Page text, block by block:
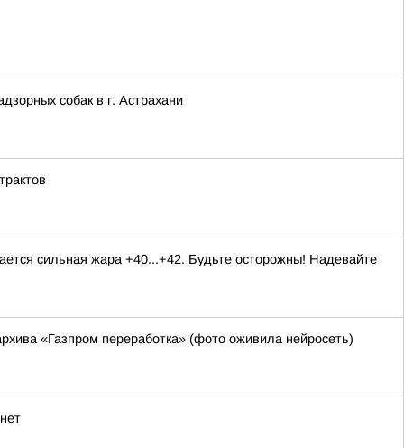
собак в г. Астрахани
сильная жара +40...+42. Будьте осторожны! Надевайте
«Газпром переработка» (фото оживила нейросеть)